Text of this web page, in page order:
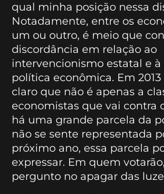
qual minha posição nessa
Notadamente, entre os
um ou outro, é meio que
discordância em relação ao
intervencionismo estatal e à
política econômica. Em
claro que não é apenas a
economistas que vai contra
há uma grande parcela da
não se sente representada
próximo ano, essa parcela
expressar. Em quem
pergunto no apagar das